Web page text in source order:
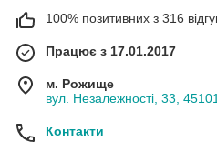
100% позитивних з 316
Працює з 17.01.2017
м. Рожище
вул. Незалежності, 33,
Контакти